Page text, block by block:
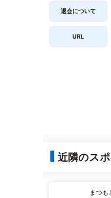
退会について
URL
近隣のス
まつも